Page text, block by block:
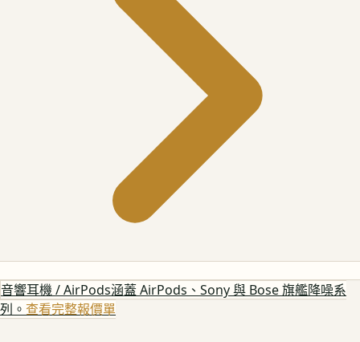
音響耳機 / AirPods涵蓋 AirPods、Sony 與 Bose 旗艦降噪系
列。 查看完整報價單